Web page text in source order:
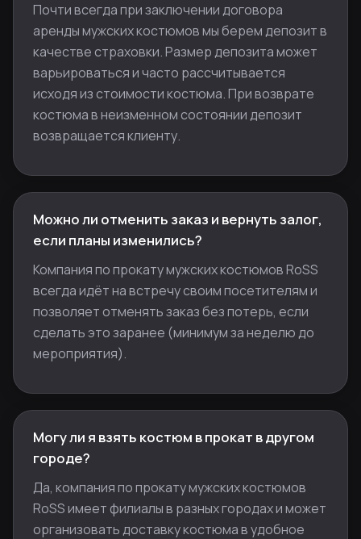
Почти всегда при заключении договора
аренды мужских костюмов мы берем депозит в
качестве страховки. Размер депозита может
варьироваться и часто рассчитывается
исходя из стоимости костюма. При возврате
костюма в неизменном состоянии депозит
возвращается клиенту.
Можно ли отменить заказ и вернуть залог,
если планы изменились?
Компания по прокату мужских костюмов RoSS
всегда идёт на встречу своим посетителям и
позволяет отменять заказ без потерь, если
сделать это заранее (минимум за неделю до
мероприятия).
Могу ли я взять костюм в прокат в другом
городе?
Да, компания по прокату мужских костюмов
RoSS имеет филиалы в разных городах и может
организовать доставку костюма в удобное